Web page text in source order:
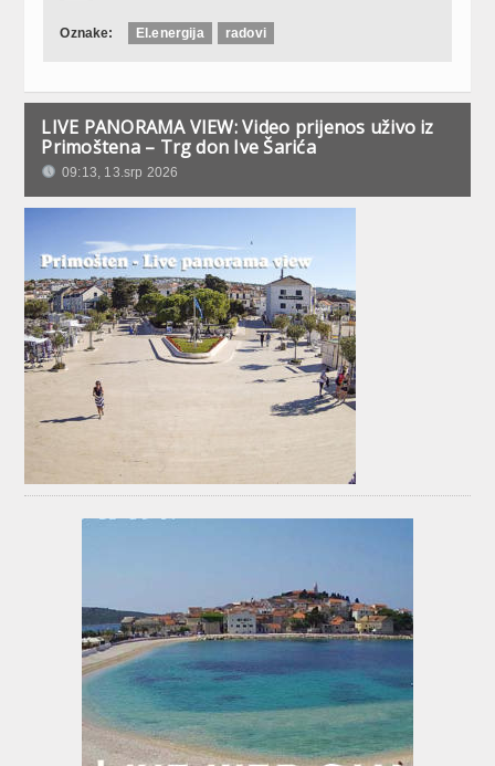
Oznake: El.energija radovi
LIVE PANORAMA VIEW: Video prijenos uživo iz
Primoštena – Trg don Ive Šarića
09:13, 13.srp 2026